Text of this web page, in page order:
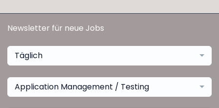
Newsletter für neue Jobs
Täglich
Application Management / Testing